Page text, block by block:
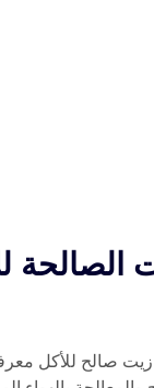
الصالحة
صالح للأكل